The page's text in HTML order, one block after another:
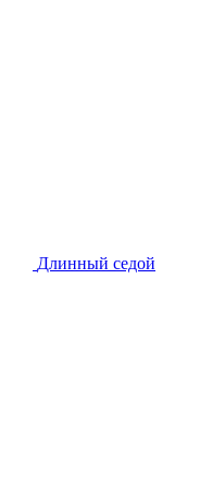
Длинный седой